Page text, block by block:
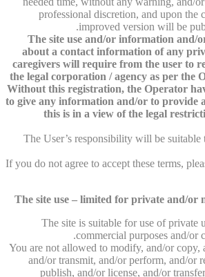
professional discretion, and upon the
improved version will be
The site use and/or information and/
about a contact information of any
caregivers will require from the user to
the legal corporation / agency as per the
Without this registration, the Operator
to give any information and/or to provide
this is in a view of the legal
The User’s responsibility will be suitable
If you do not agree to accept these terms,
The site use – limited for private and/or
The site is suitable for use of private
commercial purposes and/or
You are not allowed to modify, and/or copy,
and/or transmit, and/or perform, and/or
publish, and/or license, and/or